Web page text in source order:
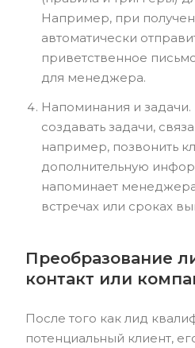
Например, при
автоматически
приветственное
для менеджера.
Напоминания и задачи.
создавать задачи,
например, позвонить
дополнительную
напоминает
встречах или сроках
Преобразование
контакт или
После того как лид
потенциальный клиент,